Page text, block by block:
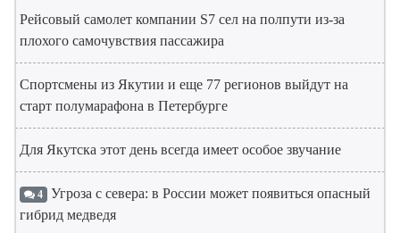
Рейсовый самолет компании S7 сел на полпути из-за
плохого самочувствия пассажира
Спортсмены из Якутии и еще 77 регионов выйдут на
старт полумарафона в Петербурге
Для Якутска этот день всегда имеет особое звучание
4 Угроза с севера: в России может появиться опасный
гибрид медведя